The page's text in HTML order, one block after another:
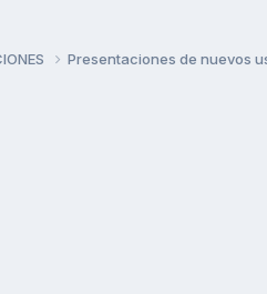
Presentaciones de nuevos